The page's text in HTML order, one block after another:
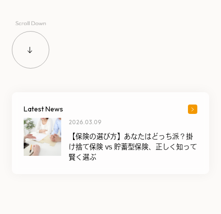
Latest News
2026.03.09
【保険の選び方】あなたはどっち派？掛
け捨て保険 vs 貯蓄型保険、正しく知って
賢く選ぶ